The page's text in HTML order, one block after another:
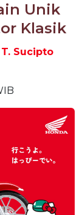
Unik
Klasik
T. Sucipto